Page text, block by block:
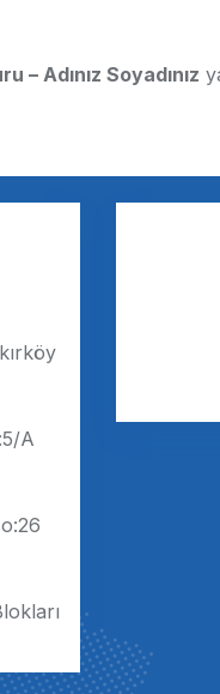
– Adınız Soyadınız
A